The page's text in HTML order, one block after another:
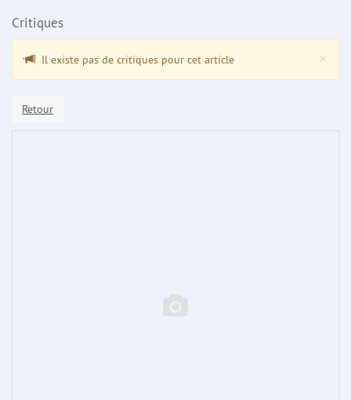
Critiques
×
Il existe pas de critiques pour cet article
Retour